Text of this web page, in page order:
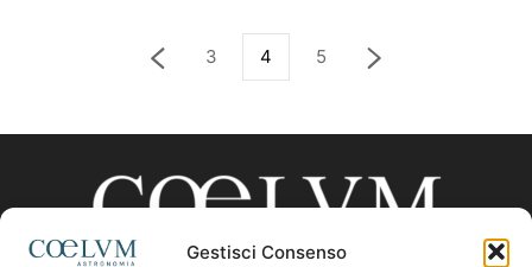
Gestisci Consenso
3 4 5